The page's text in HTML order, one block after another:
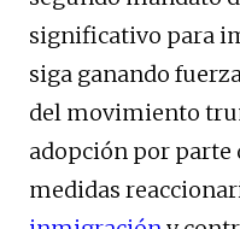
significativo para
siga ganando
del movimiento
adopción por parte
medidas